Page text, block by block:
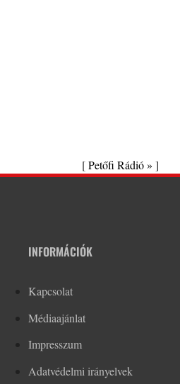
[Petőfi Rádió » ]
INFORMÁCIÓK
Kapcsolat
Médiaajánlat
Impresszum
Adatvédelmi irányelvek